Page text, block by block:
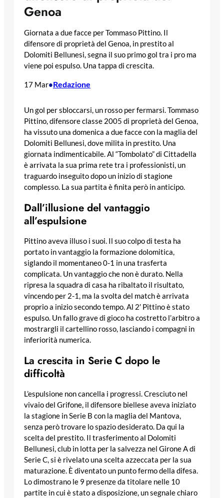
Genoa
Giornata a due facce per Tommaso Pittino. Il
difensore di proprietà del Genoa, in prestito al
Dolomiti Bellunesi, segna il suo primo gol tra i pro ma
viene poi espulso. Una tappa di crescita.
17 Mar•Redazione
Un gol per sbloccarsi, un rosso per fermarsi. Tommaso
Pittino, difensore classe 2005 di proprietà del Genoa,
ha vissuto una domenica a due facce con la maglia del
Dolomiti Bellunesi, dove milita in prestito. Una
giornata indimenticabile. Al “Tombolato” di Cittadella
è arrivata la sua prima rete tra i professionisti, un
traguardo inseguito dopo un inizio di stagione
complesso. La sua partita è finita però in anticipo.
Dall’illusione del vantaggio
all’espulsione
Pittino aveva illuso i suoi. Il suo colpo di testa ha
portato in vantaggio la formazione dolomitica,
siglando il momentaneo 0-1 in una trasferta
complicata. Un vantaggio che non è durato. Nella
ripresa la squadra di casa ha ribaltato il risultato,
vincendo per 2-1, ma la svolta del match è arrivata
proprio a inizio secondo tempo. Al 2′ Pittino è stato
espulso. Un fallo grave di gioco ha costretto l’arbitro a
mostrargli il cartellino rosso, lasciando i compagni in
inferiorità numerica.
La crescita in Serie C dopo le
difficoltà
L’espulsione non cancella i progressi. Cresciuto nel
vivaio del Grifone, il difensore biellese aveva iniziato
la stagione in Serie B con la maglia del Mantova,
senza però trovare lo spazio desiderato. Da qui la
scelta del prestito. Il trasferimento al Dolomiti
Bellunesi, club in lotta per la salvezza nel Girone A di
Serie C, si è rivelato una scelta azzeccata per la sua
maturazione. È diventato un punto fermo della difesa.
Lo dimostrano le 9 presenze da titolare nelle 10
partite in cui è stato a disposizione, un segnale chiaro